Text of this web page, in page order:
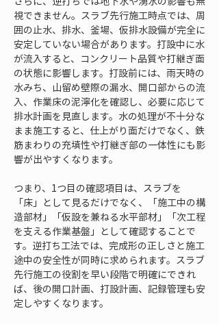
視できません。スラブ先行施工時点では、周
囲の止水、排水、釜場、仮排水設備が完全に
安定していない場合があります。打設中に水
が流入すると、コンクリート品質や打継ぎ面
の状態に影響します。打設前には、雨天時の
水みち、山留め壁際の漏水、開口部からの流
入、作業床の泥濘化を確認し、必要に応じて
排水計画を見直します。水の処理が不十分な
まま施工すると、仕上がり面だけでなく、鉄
筋まわりの充填性や打継ぎ部の一体性にも影
響が出やすくなります。
つまり、1つ目の確認項目は、スラブを
「床」として見るだけでなく、「施工中の構
造部材」「仮設を兼ねる水平部材」「次工程
を支える作業基盤」として確認することで
す。逆打ち工法では、完成形の正しさと施工
途中の安全性が同時に求められます。スラブ
先行施工の役割を早い段階で明確にできれ
ば、後の開口計画、打設計画、記録管理も安
定しやすくなります。